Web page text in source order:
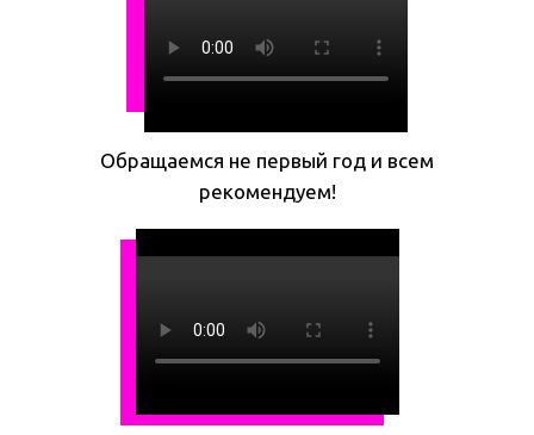
Обращаемся не первый год и всем
рекомендуем!